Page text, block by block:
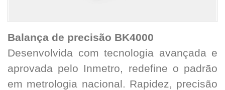
Balança de precisão BK4000
Desenvolvida com tecnologia avançada e
aprovada pelo Inmetro, redefine o padrão
em metrologia nacional. Rapidez, precisão